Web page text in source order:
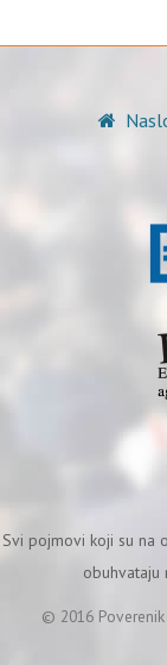
Svi pojmovi koji su na
obuhvataju
© 2016